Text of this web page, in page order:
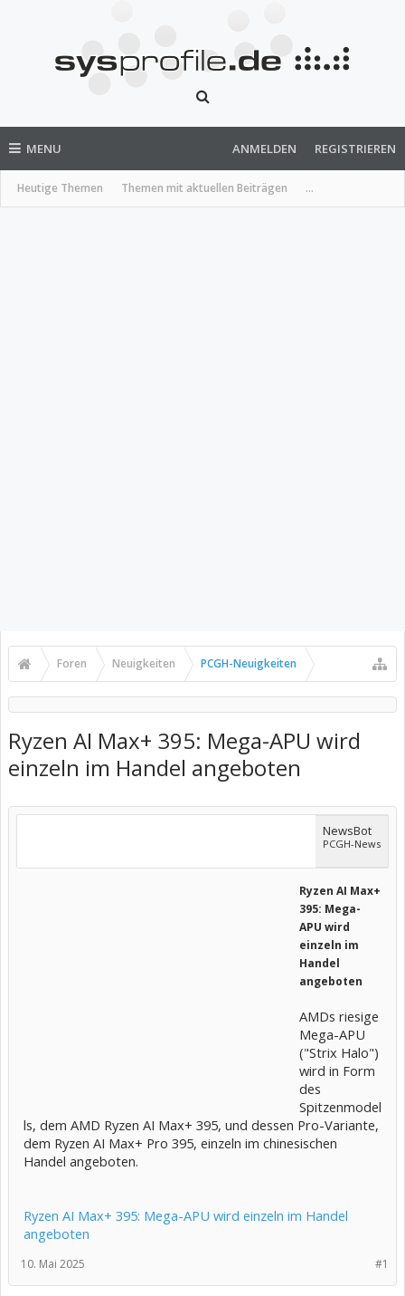
MENU
Heutige Themen Themen mit aktuellen Beiträgen ...
ANMELDEN REGISTRIEREN
Foren Neuigkeiten PCGH-Neuigkeiten
Ryzen AI Max+ 395: Mega-APU wird
einzeln im Handel angeboten
NewsBot
PCGH-News
Ryzen AI Max+
395: Mega-
APU wird
einzeln im
Handel
angeboten
AMDs riesige
Mega-APU
("Strix Halo")
wird in Form
des
Spitzenmodel
ls, dem AMD Ryzen AI Max+ 395, und dessen Pro-Variante,
dem Ryzen AI Max+ Pro 395, einzeln im chinesischen
Handel angeboten.
Ryzen AI Max+ 395: Mega-APU wird einzeln im Handel
angeboten
#1
10. Mai 2025